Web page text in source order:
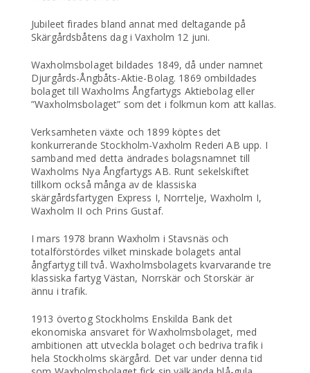
Jubileet firades bland annat med deltagande på
Skärgårdsbåtens dag i Vaxholm 12 juni.
Waxholmsbolaget bildades 1849, då under namnet
Djurgårds-Ångbåts-Aktie-Bolag. 1869 ombildades
bolaget till Waxholms Ångfartygs Aktiebolag eller
”Waxholmsbolaget” som det i folkmun kom att kallas.
Verksamheten växte och 1899 köptes det
konkurrerande Stockholm-Vaxholm Rederi AB upp. I
samband med detta ändrades bolagsnamnet till
Waxholms Nya Ångfartygs AB. Runt sekelskiftet
tillkom också många av de klassiska
skärgårdsfartygen Express I, Norrtelje, Waxholm I,
Waxholm II och Prins Gustaf.
I mars 1978 brann Waxholm i Stavsnäs och
totalförstördes vilket minskade bolagets antal
ångfartyg till två. Waxholmsbolagets kvarvarande tre
klassiska fartyg Västan, Norrskär och Storskär är
ännu i trafik.
1913 övertog Stockholms Enskilda Bank det
ekonomiska ansvaret för Waxholmsbolaget, med
ambitionen att utveckla bolaget och bedriva trafik i
hela Stockholms skärgård. Det var under denna tid